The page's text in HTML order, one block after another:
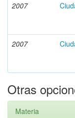
2007
2007
Otras
Materia